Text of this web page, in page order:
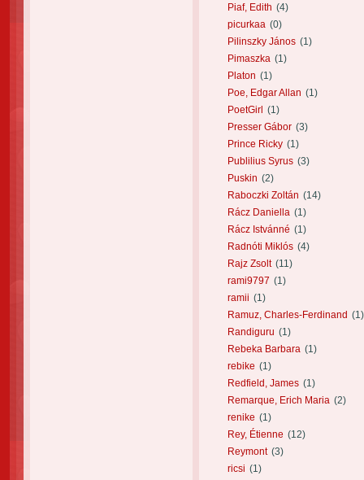
Piaf, Edith (4)
picurkaa (0)
Pilinszky János (1)
Pimaszka (1)
Platon (1)
Poe, Edgar Allan (1)
PoetGirl
(1)
Presser Gábor (3)
Prince Ricky (1)
Publilius Syrus (3)
Puskin (2)
Raboczki Zoltán (14)
Rácz Daniella (1)
Rácz Istvánné (1)
Radnóti Miklós (4)
Rajz Zsolt (11)
rami9797 (1)
ramii (1)
Ramuz, Charles-Ferdinand (1)
Randiguru (1)
Rebeka Barbara (1)
rebike (1)
Redfield, James (1)
Remarque, Erich Maria (2)
renike (1)
Rey, Étienne (12)
Reymont (3)
ricsi (1)